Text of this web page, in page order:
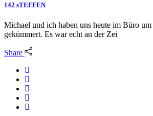
142 sTEFFEN
Michael und ich haben uns heute im Büro um
gekümmert. Es war echt an der Zei
Share